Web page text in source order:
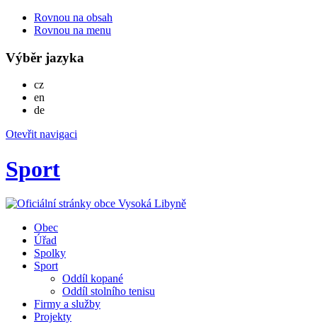
Rovnou na obsah
Rovnou na menu
Výběr jazyka
czČesky
en
deDeutsch
Otevřit navigaci
Sport
Obec
Úřad
Spolky
Sport
Oddíl kopané
Oddíl stolního tenisu
Firmy a služby
Projekty